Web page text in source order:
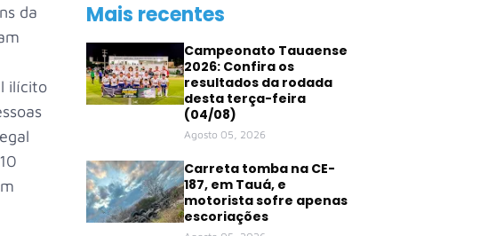
da
ilícito
Mais recentes
Campeonato Tauaense
2026: Confira os
resultados da rodada
desta terça-feira
(04/08)
Agosto 05, 2026
Carreta tomba na CE-
187, em Tauá, e
motorista sofre apenas
escoriações